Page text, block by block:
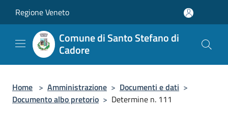
Regione Veneto
Comune di Santo Stefano di
Cadore
Home > Amministrazione > Documenti e dati >
Documento albo pretorio > Determine n. 111